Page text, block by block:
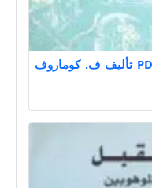
تحميل كتاب طرائف علم الفلك PDF تأليف ف. كوماروف